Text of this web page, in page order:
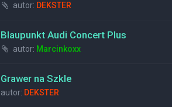
autor: DEKSTER
Blaupunkt Audi Concert Plus
autor: Marcinkoxx
Grawer na Szkle
autor: DEKSTER